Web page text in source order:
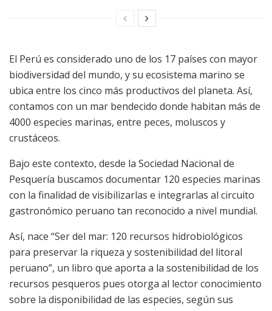
El Perú es considerado uno de los 17 países con mayor
biodiversidad del mundo, y su ecosistema marino se
ubica entre los cinco más productivos del planeta. Así,
contamos con un mar bendecido donde habitan más de
4000 especies marinas, entre peces, moluscos y
crustáceos.
Bajo este contexto, desde la Sociedad Nacional de
Pesquería buscamos documentar 120 especies marinas
con la finalidad de visibilizarlas e integrarlas al circuito
gastronómico peruano tan reconocido a nivel mundial.
Así, nace “Ser del mar: 120 recursos hidrobiológicos
para preservar la riqueza y sostenibilidad del litoral
peruano”, un libro que aporta a la sostenibilidad de los
recursos pesqueros pues otorga al lector conocimiento
sobre la disponibilidad de las especies, según sus